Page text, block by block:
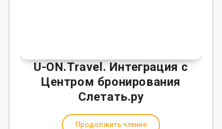
U-ON.Travel. Интеграция с
Центром бронирования
Слетать.ру
Продолжить чтение